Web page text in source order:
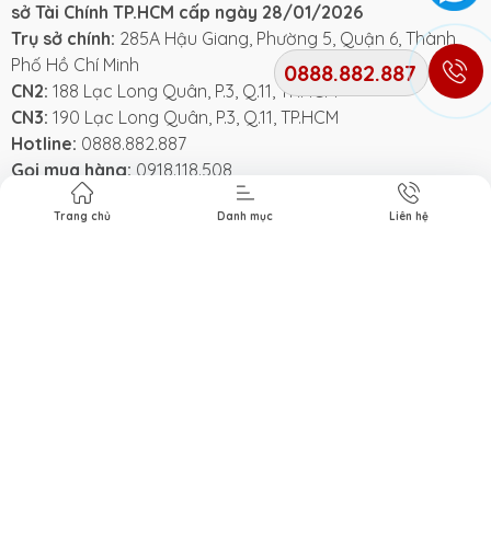
sở Tài Chính TP.HCM cấp ngày 28/01/2026
Trụ sở chính: 285A Hậu Giang, Phường 5, Quận 6, Thành
Phố Hồ Chí Minh
CN2: 188 Lạc Long Quân, P.3, Q.11, TP.HCM
CN3: 190 Lạc Long Quân, P.3, Q.11, TP.HCM
Hotline: 0888.882.887
Gọi mua hàng: 0918.118.508
Hỗ trợ kỹ thuật 24/7:
0969.823.528
Email:Xediensmile@gmai.com
0888.882.887
Trang chủ Danh mục Liên hệ